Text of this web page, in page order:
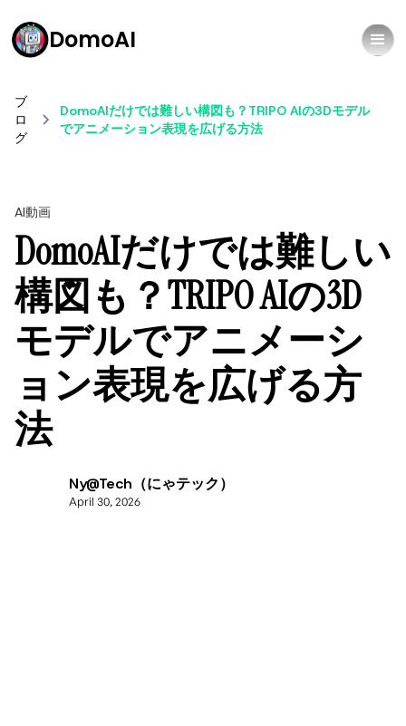
DomoAI
ブ
ロ
グ
DomoAIだけでは難しい構図も？TRIPO AIの3Dモデル
でアニメーション表現を広げる方法
AI動画
DomoAIだけでは難しい
構図も？TRIPO AIの3D
モデルでアニメーシ
ョン表現を広げる方
法
Ny@Tech（にゃテック）
April 30, 2026